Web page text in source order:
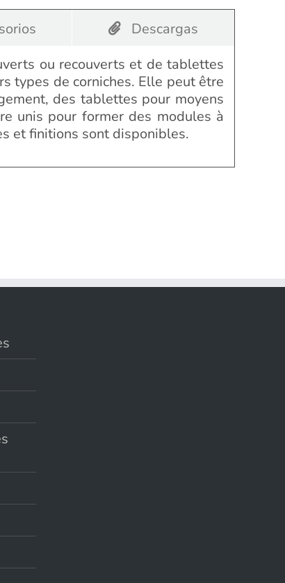
Descargas
ou recouverts et de tablettes
types de corniches. Elle peut être
des tablettes pour moyens
unis pour former des modules à
et finitions sont disponibles.